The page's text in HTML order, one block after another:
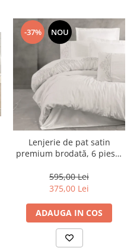
-37% NOU
Lenjerie de pat satin
premium brodată, 6 piese,
Genny - White
595,00 Lei
375,00 Lei
ADAUGA IN COS